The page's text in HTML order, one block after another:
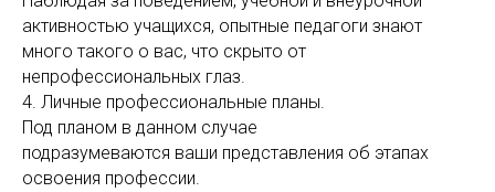
активностью учащихся, опытные педагоги знают
много такого о вас, что скрыто от
непрофессиональных глаз.
4. Личные профессиональные планы.
Под планом в данном случае
подразумеваются ваши представления об этапах
освоения профессии.